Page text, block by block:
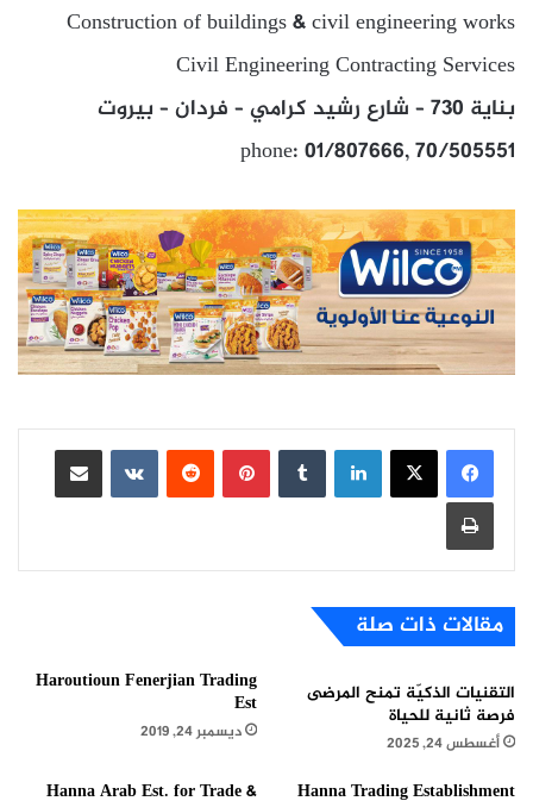
Construction of buildings & civil engineering works
Civil Engineering Contracting Services
بناية 730 – شارع رشيد كرامي – فردان – بيروت
phone: 01/807666, 70/505551
لينكدإن بينتيريست
مشاركة عبر البريد
طباعة
مقالات ذات صلة
التقنيات الذكيّة تمنح المرضى
فرصة ثانية للحياة
أغسطس 24, 2025
Haroutioun Fenerjian Trading
Est
ديسمبر 24, 2019
Hanna Trading Establishment
Hanna Arab Est. for Trade &